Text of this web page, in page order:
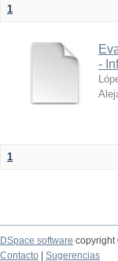
1
-
1
DSpace software copyright
Contacto
Sugerencias